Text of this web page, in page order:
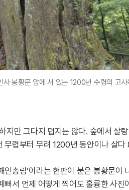
사 봉황문 앞에 서 있는 1200년 수령의 고
만 그다지 덥지는 않다. 숲에서 살
렵부터 무려 1200년 동안이나 살
총림’이라는 현판이 붙은 봉황문
뻐서 언제 어떻게 찍어도 훌륭한 사진